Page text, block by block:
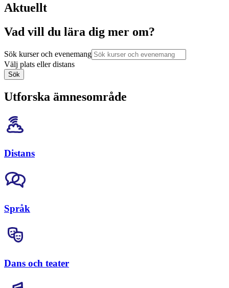
Aktuellt
Vad vill du lära dig mer om?
Sök kurser och evenemang
Välj plats eller distans
Sök
Utforska ämnesområde
Distans
Språk
Dans och teater